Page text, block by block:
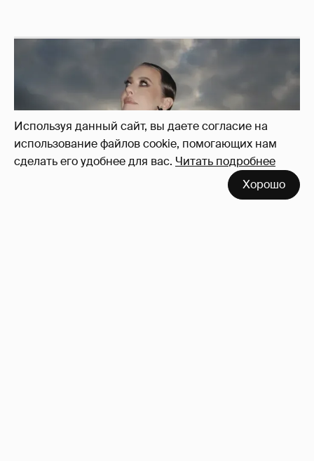
Используя данный сайт, вы даете согласие на
использование файлов cookie, помогающих нам
сделать его удобнее для вас. Читать подробнее
Хорошо